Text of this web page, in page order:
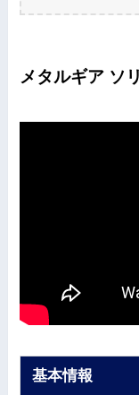
メタルギア ソ
基本情報